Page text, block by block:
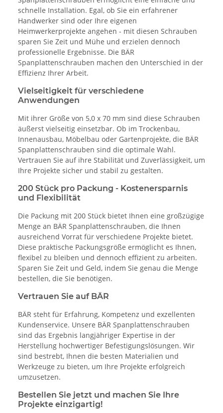
schnelle Installation. Egal, ob Sie ein erfahrener
Handwerker sind oder Ihre eigenen
Heimwerkerprojekte angehen - mit diesen Schrauben
sparen Sie Zeit und Mühe und erzielen dennoch
professionelle Ergebnisse. Die BÄR
Spanplattenschrauben machen den Unterschied in der
Effizienz Ihrer Arbeit.
Vielseitigkeit für verschiedene
Anwendungen
Mit ihrer Größe von 5,0 x 70 mm sind diese Schrauben
äußerst vielseitig einsetzbar. Ob im Trockenbau,
Innenausbau, Möbelbau oder Gartenprojekte, die BÄR
Spanplattenschrauben sind die optimale Wahl.
Vertrauen Sie auf ihre Stabilität und Zuverlässigkeit, um
Ihre Projekte sicher und stabil zu gestalten.
200 Stück pro Packung - Kostenersparnis
und Flexibilität
Die Packung mit 200 Stück bietet Ihnen eine großzügige
Menge an BÄR Spanplattenschrauben, die Ihnen
ausreichend Vorrat für verschiedene Projekte bietet.
Diese praktische Packungsgröße ermöglicht es Ihnen,
flexibel zu bleiben und dennoch effizient zu arbeiten.
Sparen Sie Zeit und Geld, indem Sie genau die Menge
bestellen, die Sie benötigen.
Vertrauen Sie auf BÄR
BÄR steht für Erfahrung, Kompetenz und exzellenten
Kundenservice. Unsere BÄR Spanplattenschrauben
sind das Ergebnis langjähriger Expertise in der
Herstellung hochwertiger Befestigungslösungen. Wir
sind bestrebt, Ihnen die besten Materialien und
Werkzeuge zu bieten, um Ihre Projekte erfolgreich
umzusetzen.
Bestellen Sie jetzt und machen Sie Ihre
Projekte einzigartig!